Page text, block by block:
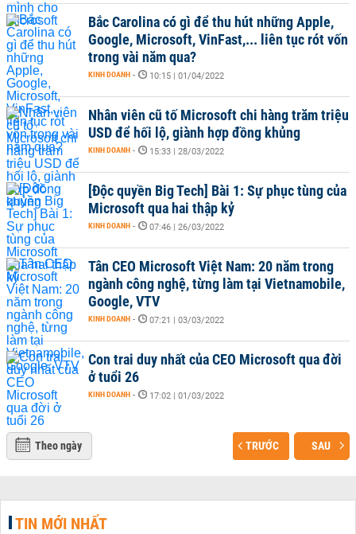
Bắc Carolina có gì để thu hút những Apple,
Google, Microsoft, VinFast,... liên tục rót vốn
trong vài năm qua?
KINH DOANH - 10:15 | 01/04/2022
Nhân viên cũ tố Microsoft chi hàng trăm triệu
USD để hối lộ, giành hợp đồng khủng
KINH DOANH - 15:33 | 28/03/2022
[Độc quyền Big Tech] Bài 1: Sự phục tùng của
Microsoft qua hai thập kỷ
KINH DOANH - 07:46 | 26/03/2022
Tân CEO Microsoft Việt Nam: 20 năm trong
ngành công nghệ, từng làm tại Vietnamobile,
Google, VTV
KINH DOANH - 07:21 | 03/03/2022
Con trai duy nhất của CEO Microsoft qua đời
ở tuổi 26
KINH DOANH - 17:02 | 01/03/2022
Theo ngày TRƯỚC SAU
TIN MỚI NHẤT